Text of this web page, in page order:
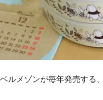
ベルメゾンが毎年発売する